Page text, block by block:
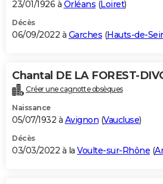
23/01/1926 à Orléans (Loiret)
Décès
06/09/2022 à Garches (Hauts-de-
Chantal DE LA FOREST-
Créer une cagnotte obsèques
Naissance
05/07/1932 à Avignon (Vaucluse)
Décès
03/03/2022 à la Voulte-sur-Rhône (